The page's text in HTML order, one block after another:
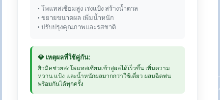
• โพแทสเซียมสูง เร่งแป้ง สร้างน้ำตาล
• ขยายขนาดผล เพิ่มน้ำหนัก
• ปรับปรุงคุณภาพและรสชาติ
💎 เหตุผลที่ใช้คู่กัน:
ฮิวมิคช่วยส่งโพแทสเซียมเข้าสู่ผลได้เร็วขึ้น เพิ่มความ
หวาน แป้ง และน้ำหนักผลมากกว่าใช้เดี่ยว ผสมฉีดพ่น
พร้อมกันได้ทุกครั้ง